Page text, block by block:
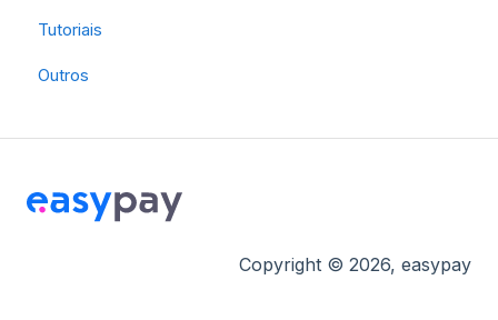
Tutoriais
Outros
Copyright © 2026, easypay